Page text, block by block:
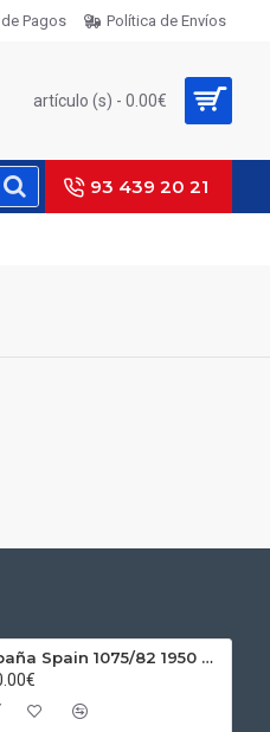
Pagos Política de Envíos
artículo (s) - 0.00€
93 439 20 21
España Spain 1075/82 1950 Centenario del sello MNH